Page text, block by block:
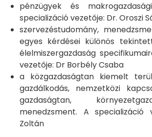
pénzügyek és
specializáció vezetője: Dr. Oroszi
szervezéstudomány,
egyes kérdései különös
élelmiszergazdaság
vezetője: Dr Borbély Csaba
a közgazdaságtan kiemelt
gazdálkodás, nemzetközi
gazdaságtan,
menedzsment. A specializáció
Zoltán